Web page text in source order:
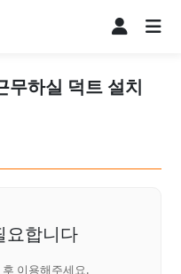
무하실 덕트 설치
요합니다
이용해주세요.